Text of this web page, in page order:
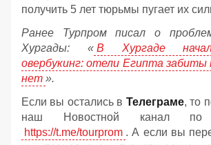
получить 5 лет тюрьмы пугает их
Ранее Турпром писал о
Хургады: « В Хургаде
овербукинг: отели Египта забиты
нет ».
Если вы остались в Телеграме, то
наш Новостной канал
https://t.me/tourprom . А если вы